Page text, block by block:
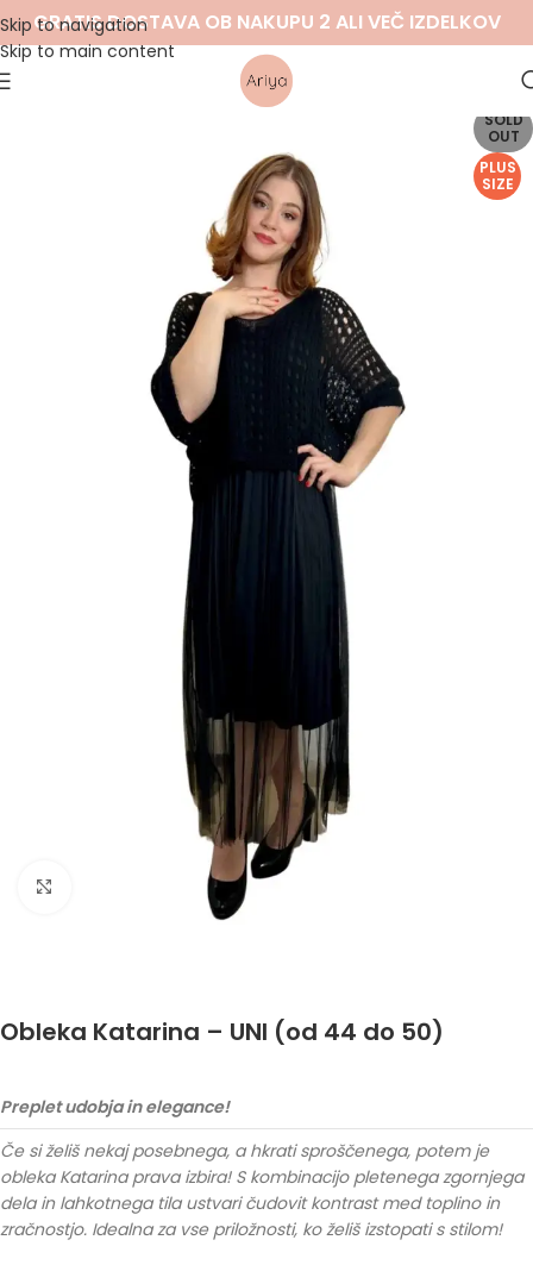
Skip to navigation
Skip to main content
GRATIS DOSTAVA OB NAKUPU 2 ALI VEČ IZDELKOV
SOLD
OUT
PLUS
SIZE
Obleka Katarina – UNI (od 44 do 50)
Preplet udobja in elegance!
Če si želiš nekaj posebnega, a hkrati sproščenega, potem je
obleka Katarina prava izbira! S kombinacijo pletenega zgornjega
dela in lahkotnega tila ustvari čudovit kontrast med toplino in
zračnostjo. Idealna za vse priložnosti, ko želiš izstopati s stilom!